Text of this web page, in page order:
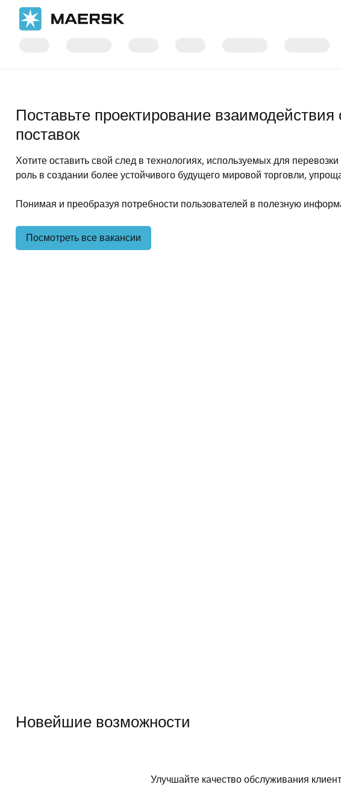
Поставьте проектирование
поставок
Хотите оставить свой след в технологиях, используемых для
роль в создании более устойчивого будущего мировой торговли,
Понимая и преобразуя потребности пользователей в полезную
Посмотреть все вакансии
Новейшие возможности
Улучшайте качество обслуживания